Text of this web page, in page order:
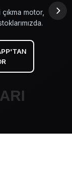
Talisman ve
parçalar.
motor,